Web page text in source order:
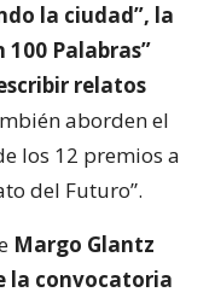
la ciudad”, la
Palabras”
relatos
aborden el
los 12 premios a
del Futuro”.
Margo Glantz
la convocatoria